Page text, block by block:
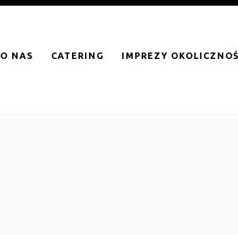
O NAS CATERING IMPREZY